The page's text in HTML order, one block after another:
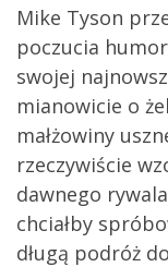
Mike Tyson
poczucia
swojej
mianowicie o
małżowiny
rzeczywiście
dawnego
chciałby
długą podróż